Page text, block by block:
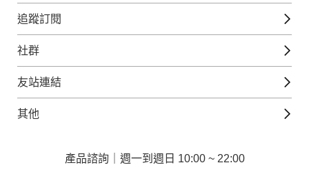
日語課程
韓語課程
法文課程
兒童日語課程
免費線上檢定
外語補給站
美日語數位學院
追蹤訂閱
Gjun-就醬學外語
官方Youtube
社群
英語觀光城
日語觀光城
友站連結
iWorld JR
電腦直播教學
其他
產品諮詢｜週一到週日 10:00 ~ 22:00